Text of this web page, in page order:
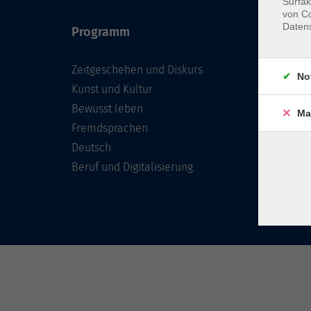
Programm
Zeitgeschehen und Diskurs
Kunst und Kultur
Bewusst leben
Fremdsprachen
Deutsch
Beruf und Digitalisierung
von